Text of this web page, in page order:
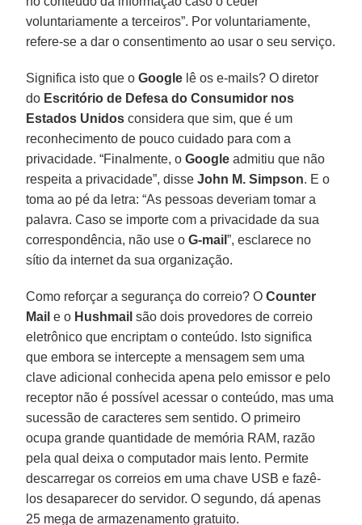
voluntariamente a terceiros”. Por voluntariamente,
refere-se a dar o consentimento ao usar o seu serviço.
Significa isto que oGoogle lê os e-mails? O diretor
do Escritório de Defesa do Consumidor nos
Estados Unidos considera que sim, que é um
reconhecimento de pouco cuidado para com a
privacidade. “Finalmente, oGoogle admitiu que não
respeita a privacidade”, disseJohn M. Simpson. E o
toma ao pé da letra: “As pessoas deveriam tomar a
palavra. Caso se importe com a privacidade da sua
correspondência, não use oG-mail”, esclarece no
sítio da internet da sua organização.
Como reforçar a segurança do correio? OCounter
Mail e o Hushmail são dois provedores de correio
eletrônico que encriptam o conteúdo. Isto significa
que embora se intercepte a mensagem sem uma
clave adicional conhecida apena pelo emissor e pelo
receptor não é possível acessar o conteúdo, mas uma
sucessão de caracteres sem sentido. O primeiro
ocupa grande quantidade de memória RAM, razão
pela qual deixa o computador mais lento. Permite
descarregar os correios em uma chave USB e fazê-
los desaparecer do servidor. O segundo, dá apenas
25 mega de armazenamento gratuito.